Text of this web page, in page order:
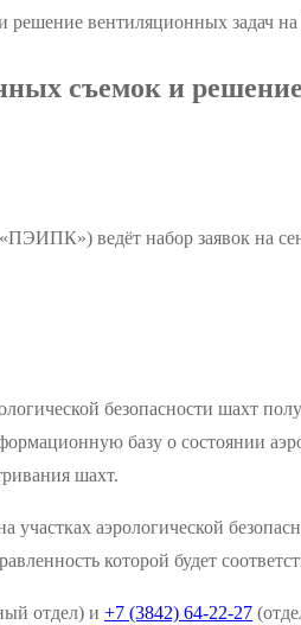
решение вентиляционных задач
съемок и
ведёт набор заявок на
безопасности шахт
базу о состоянии
шахт.
аэрологической
которой будет
отдел) и +7 (3842) 64-22-27